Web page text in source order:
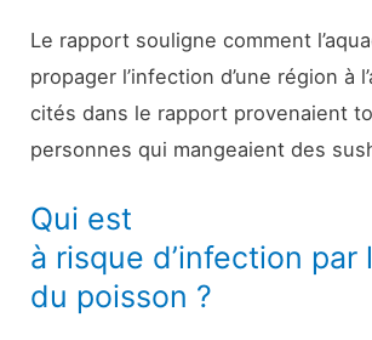
Le rapport souligne comment
propager l’infection d’une région à
cités dans le rapport provenaient
personnes qui mangeaient des
Qui est
à risque d’infection par
du poisson ?